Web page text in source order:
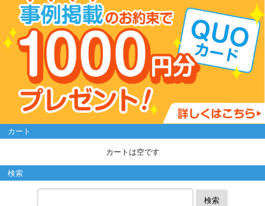
カート
カートは空です
検索
検索